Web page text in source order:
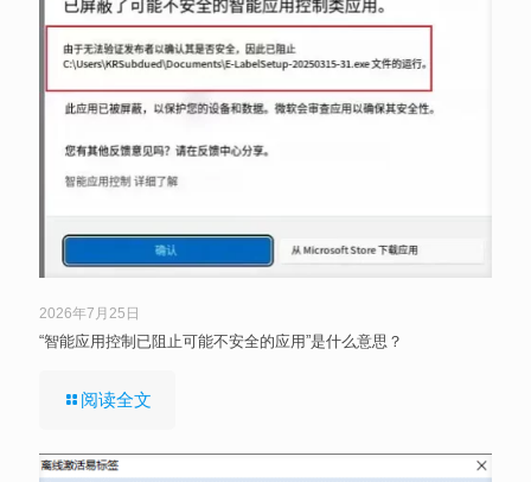
2026年7月25日
“智能应用控制已阻止可能不安全的应用”是什么意思？
阅读全文